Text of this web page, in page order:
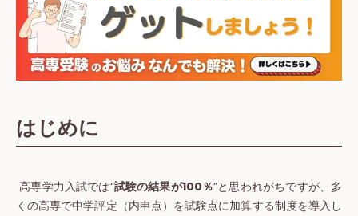
はじめに
高専学力入試では“試験の結果が100％”と思われがちですが、多
くの高専で中学評定（内申点）を試験点に加算する制度を導入し